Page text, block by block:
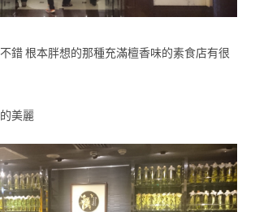
錯 根本胖想的那種充滿檀香味的素食店有很
美麗